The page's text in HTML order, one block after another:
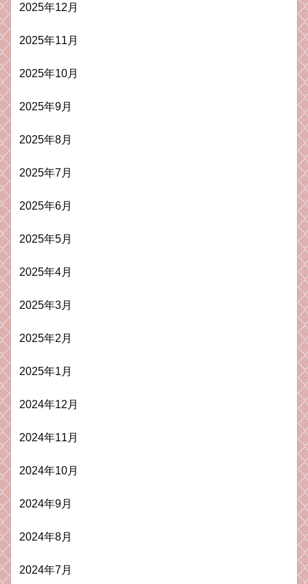
2025年12月
2025年11月
2025年10月
2025年9月
2025年8月
2025年7月
2025年6月
2025年5月
2025年4月
2025年3月
2025年2月
2025年1月
2024年12月
2024年11月
2024年10月
2024年9月
2024年8月
2024年7月